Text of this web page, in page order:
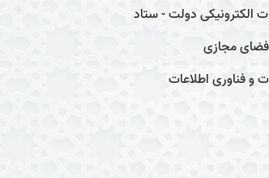
الکترونیکی دولت - ستاد
مجازی
و فناوری اطلاعات